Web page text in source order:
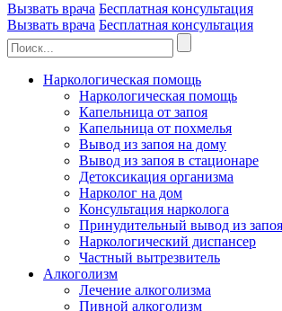
Вызвать врача Бесплатная консультация
Вызвать врача Бесплатная консультация
Наркологическая помощь
Наркологическая помощь
Капельница от запоя
Капельница от похмелья
Вывод из запоя на дому
Вывод из запоя в стационаре
Детоксикация организма
Нарколог на дом
Консультация нарколога
Принудительный вывод из запоя
Наркологический диспансер
Частный вытрезвитель
Алкоголизм
Лечение алкоголизма
Пивной алкоголизм